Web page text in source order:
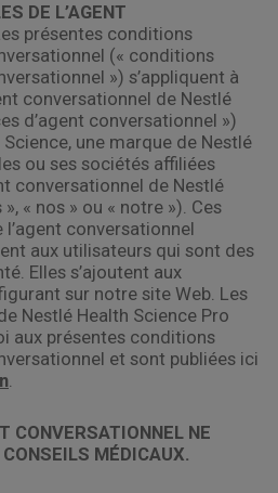
DE L’AGENT
présentes conditions
(« conditions
») s’appliquent à
conversationnel de Nestlé
d’agent conversationnel »)
une marque de Nestlé
ou ses sociétés affiliées
conversationnel de Nestlé
« nos » ou « notre »). Ces
conversationnel
aux utilisateurs qui sont des
Elles s’ajoutent aux
sur notre site Web. Les
Nestlé Health Science Pro
aux présentes conditions
et sont publiées ici
.
CONVERSATIONNEL NE
MÉDICAUX.